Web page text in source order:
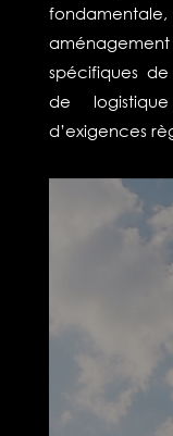
spécifiques
de
d’exigences